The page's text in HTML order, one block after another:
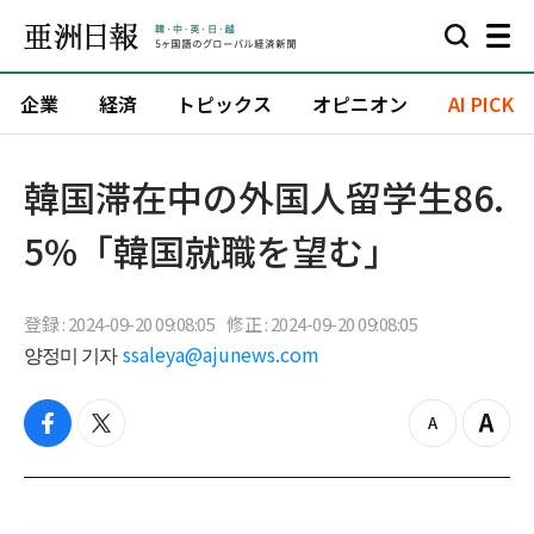
企業 経済 トピックス オピニオン AI PICK
韓国滞在中の外国人留学生86.
5%「韓国就職を望む」
登録 : 2024-09-20 09:08:05 修正 : 2024-09-20 09:08:05
양정미 기자 ssaleya@ajunews.com
f
c
t
i
z
o
Z
o